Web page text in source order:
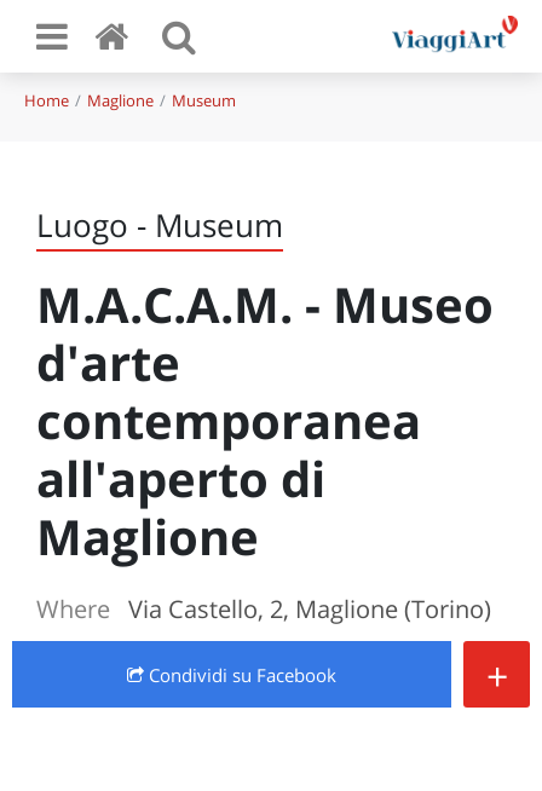
Home Maglione Museum
Luogo - Museum
M.A.C.A.M. - Museo
d'arte
contemporanea
all'aperto di
Maglione
Where Via Castello, 2, Maglione (Torino)
Condividi su Facebook +